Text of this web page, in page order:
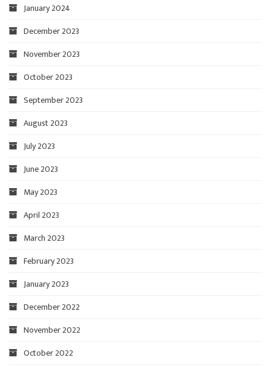
January 2024
December 2023
November 2023
October 2023
September 2023
August 2023
July 2023
June 2023
May 2023
April 2023
March 2023
February 2023
January 2023
December 2022
November 2022
October 2022